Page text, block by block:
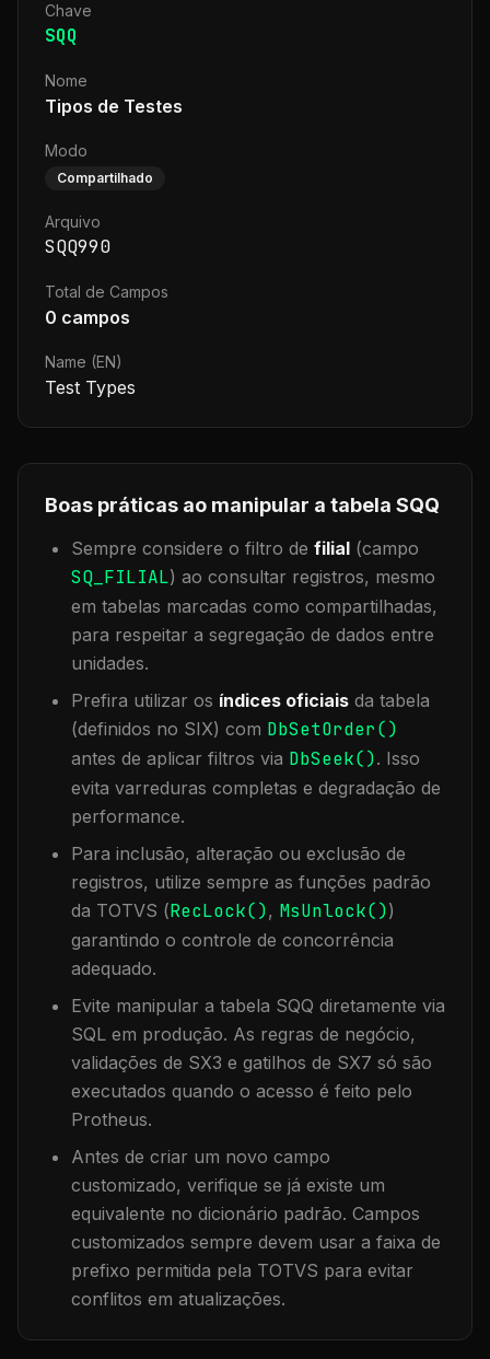
Chave
SQQ
Nome
Tipos de Testes
Modo
Compartilhado
Arquivo
SQQ990
Total de Campos
0 campos
Name (EN)
Test Types
Boas práticas ao manipular a tabela SQQ
Sempre considere o filtro de filial (campo
SQ_FILIAL) ao consultar registros, mesmo
em tabelas marcadas como compartilhadas,
para respeitar a segregação de dados entre
unidades.
Prefira utilizar os índices oficiais da tabela
(definidos no SIX) com DbSetOrder()
antes de aplicar filtros via DbSeek(). Isso
evita varreduras completas e degradação de
performance.
Para inclusão, alteração ou exclusão de
registros, utilize sempre as funções padrão
da TOTVS (RecLock(), MsUnlock())
garantindo o controle de concorrência
adequado.
Evite manipular a tabela SQQ diretamente via
SQL em produção. As regras de negócio,
validações de SX3 e gatilhos de SX7 só são
executados quando o acesso é feito pelo
Protheus.
Antes de criar um novo campo
customizado, verifique se já existe um
equivalente no dicionário padrão. Campos
customizados sempre devem usar a faixa de
prefixo permitida pela TOTVS para evitar
conflitos em atualizações.